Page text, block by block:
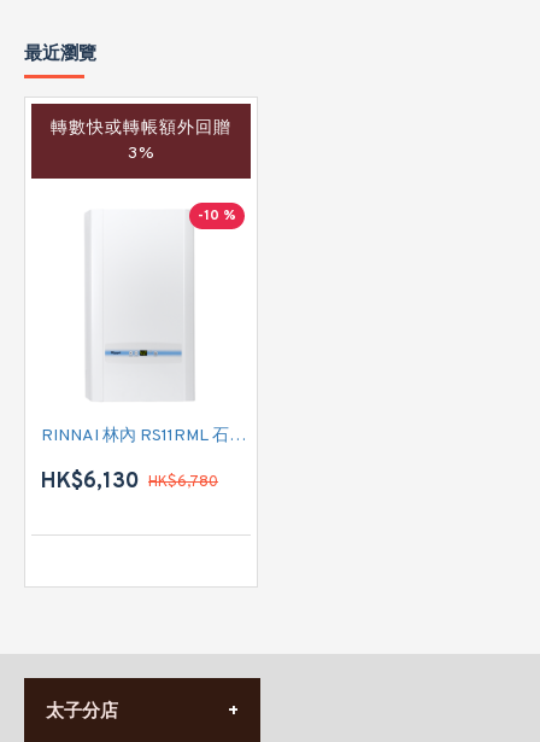
最近瀏覽
轉數快或轉帳額外回贈
3%
-10 %
RINNAI 林內 RS11RML 石油氣式熱水爐
HK$6,130 HK$6,780
太子分店